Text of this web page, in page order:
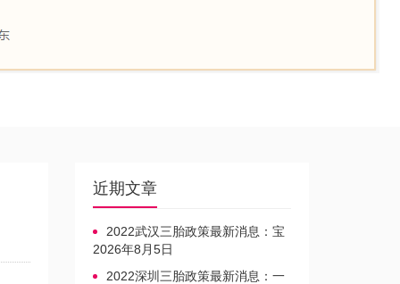
近期文章
2022武汉三胎政策最新消息：宝
宝上户口不再罚款
2026年8月5日
2022深圳三胎政策最新消息：一